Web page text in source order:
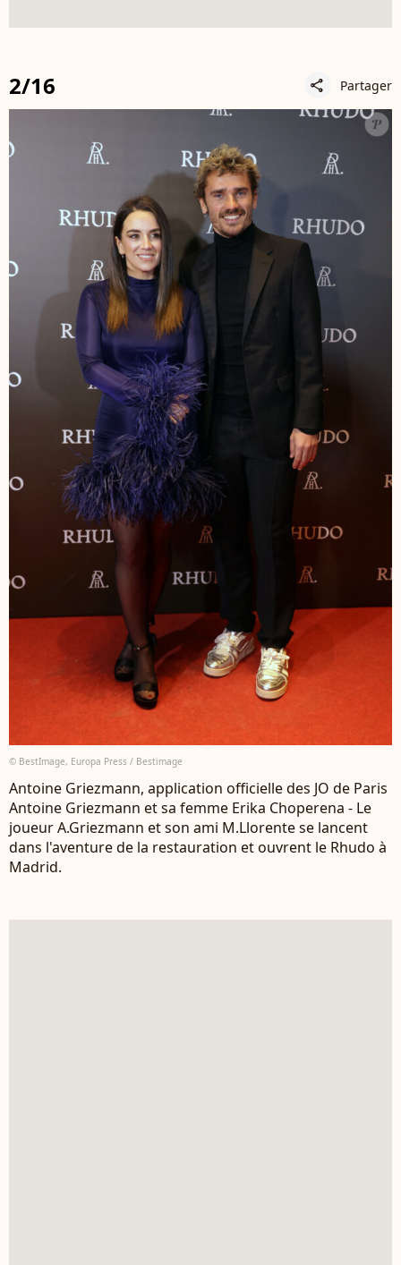
2/16 share Partager
© BestImage, Europa Press / Bestimage
Antoine Griezmann, application officielle des JO de Paris
Antoine Griezmann et sa femme Erika Choperena - Le
joueur A.Griezmann et son ami M.Llorente se lancent
dans l'aventure de la restauration et ouvrent le Rhudo à
Madrid.